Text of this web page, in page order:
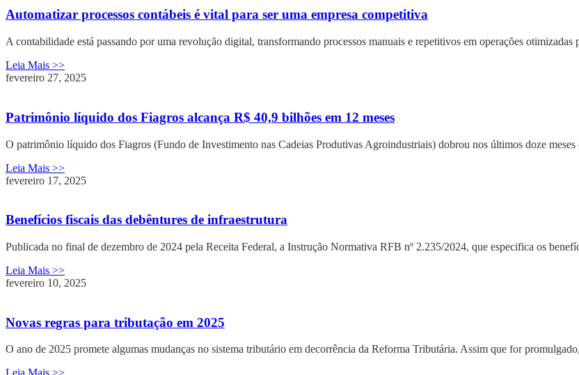
Automatizar processos contábeis é vital para ser uma empresa competitiva
A contabilidade está passando por uma revolução digital, transformando processos manuais e repetitivos em operações
Leia Mais >>
fevereiro 27, 2025
Patrimônio líquido dos Fiagros alcança R$ 40,9 bilhões em 12 meses
O patrimônio líquido dos Fiagros (Fundo de Investimento nas Cadeias Produtivas Agroindustriais) dobrou nos últimos doze
Leia Mais >>
fevereiro 17, 2025
Benefícios fiscais das debêntures de infraestrutura
Publicada no final de dezembro de 2024 pela Receita Federal, a Instrução Normativa RFB nº 2.235/2024, que especifica os
Leia Mais >>
fevereiro 10, 2025
Novas regras para tributação em 2025
O ano de 2025 promete algumas mudanças no sistema tributário em decorrência da Reforma Tributária. Assim que for